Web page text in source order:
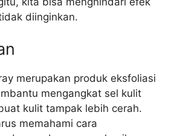
diinginkan.
merupakan produk eksfoliasi
mengangkat sel kulit
kulit tampak lebih cerah.
memahami cara